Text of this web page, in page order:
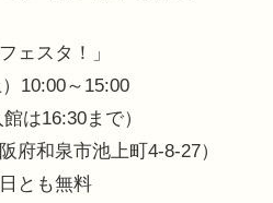
ェスタ！」
10:00～15:00
は16:30まで）
府和泉市池上町4-8-27）
とも無料